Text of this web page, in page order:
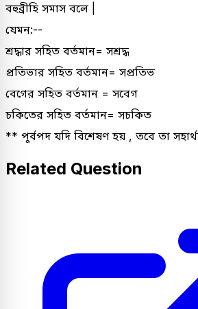
বহুব্রীহি সমাস বলে |
যেমন:--
শ্রদ্ধার সহিত বর্তমান= সশ্রদ্ধ
প্রতিভার সহিত বর্তমান= সপ্রতিভ
বেগের সহিত বর্তমান = সবেগ
চকিতের সহিত বর্তমান= সচকিত
** পূর্বপদ যদি বিশেষণ হয় , তবে তা
Related Question